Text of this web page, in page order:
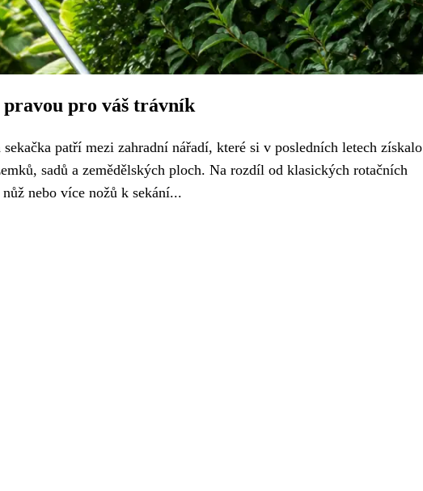
pro váš trávník
patří mezi zahradní nářadí, které si v posledních letech získalo
sadů a zemědělských ploch. Na rozdíl od klasických rotačních
nebo více nožů k sekání...